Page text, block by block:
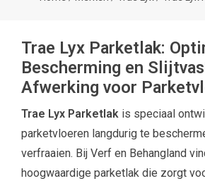
Trae Lyx Parketlak:
Bescherming en
Afwerking voor
Trae Lyx Parketlak is speciaal
parketvloeren langdurig te
verfraaien. Bij Verf en Behangland
hoogwaardige parketlak die zorgt